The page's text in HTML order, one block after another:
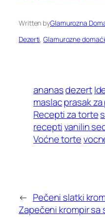
Written byGlamurozna
Dezerti, Glamurozne
ananasdezert
maslacprasak
Recepti za torte
recepti vanilin
Voćne torte
← Pečeni slatki
Zapečeni krompir sa